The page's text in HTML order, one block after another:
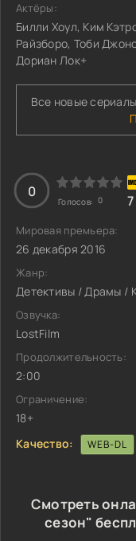
Актёры:
Билли Хоул, Ким
Райзборо, Тоби
Дориан Лок+
Все новые
0
Голосов: 0 7
Мировая премьера:
26 декабря 2016
Жанр:
Детективы / Драмы /
Озвучка:
LostFilm
Продолжительность:
2:00
Ограничение:
18+
Качество:
WEB-DL
Смотреть
сезон"